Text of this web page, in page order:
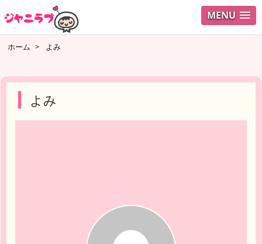
MENU ログイ
ホーム > よみ
よみ